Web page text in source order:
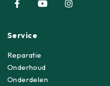
Service
Reparatie
Onderhoud
Onderdelen